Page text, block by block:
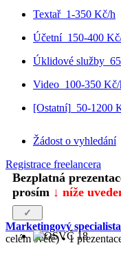
Textař1-350 Kč/h
Účetní150-400
Úklidové služby
Video 100-350 Kč/
[Ostatní] 50-1200
Žádost o vyhledání
Registrace freelancera
Bezplatná
prosím ↓ níže
Marketingový specialista
celém světě) • 1